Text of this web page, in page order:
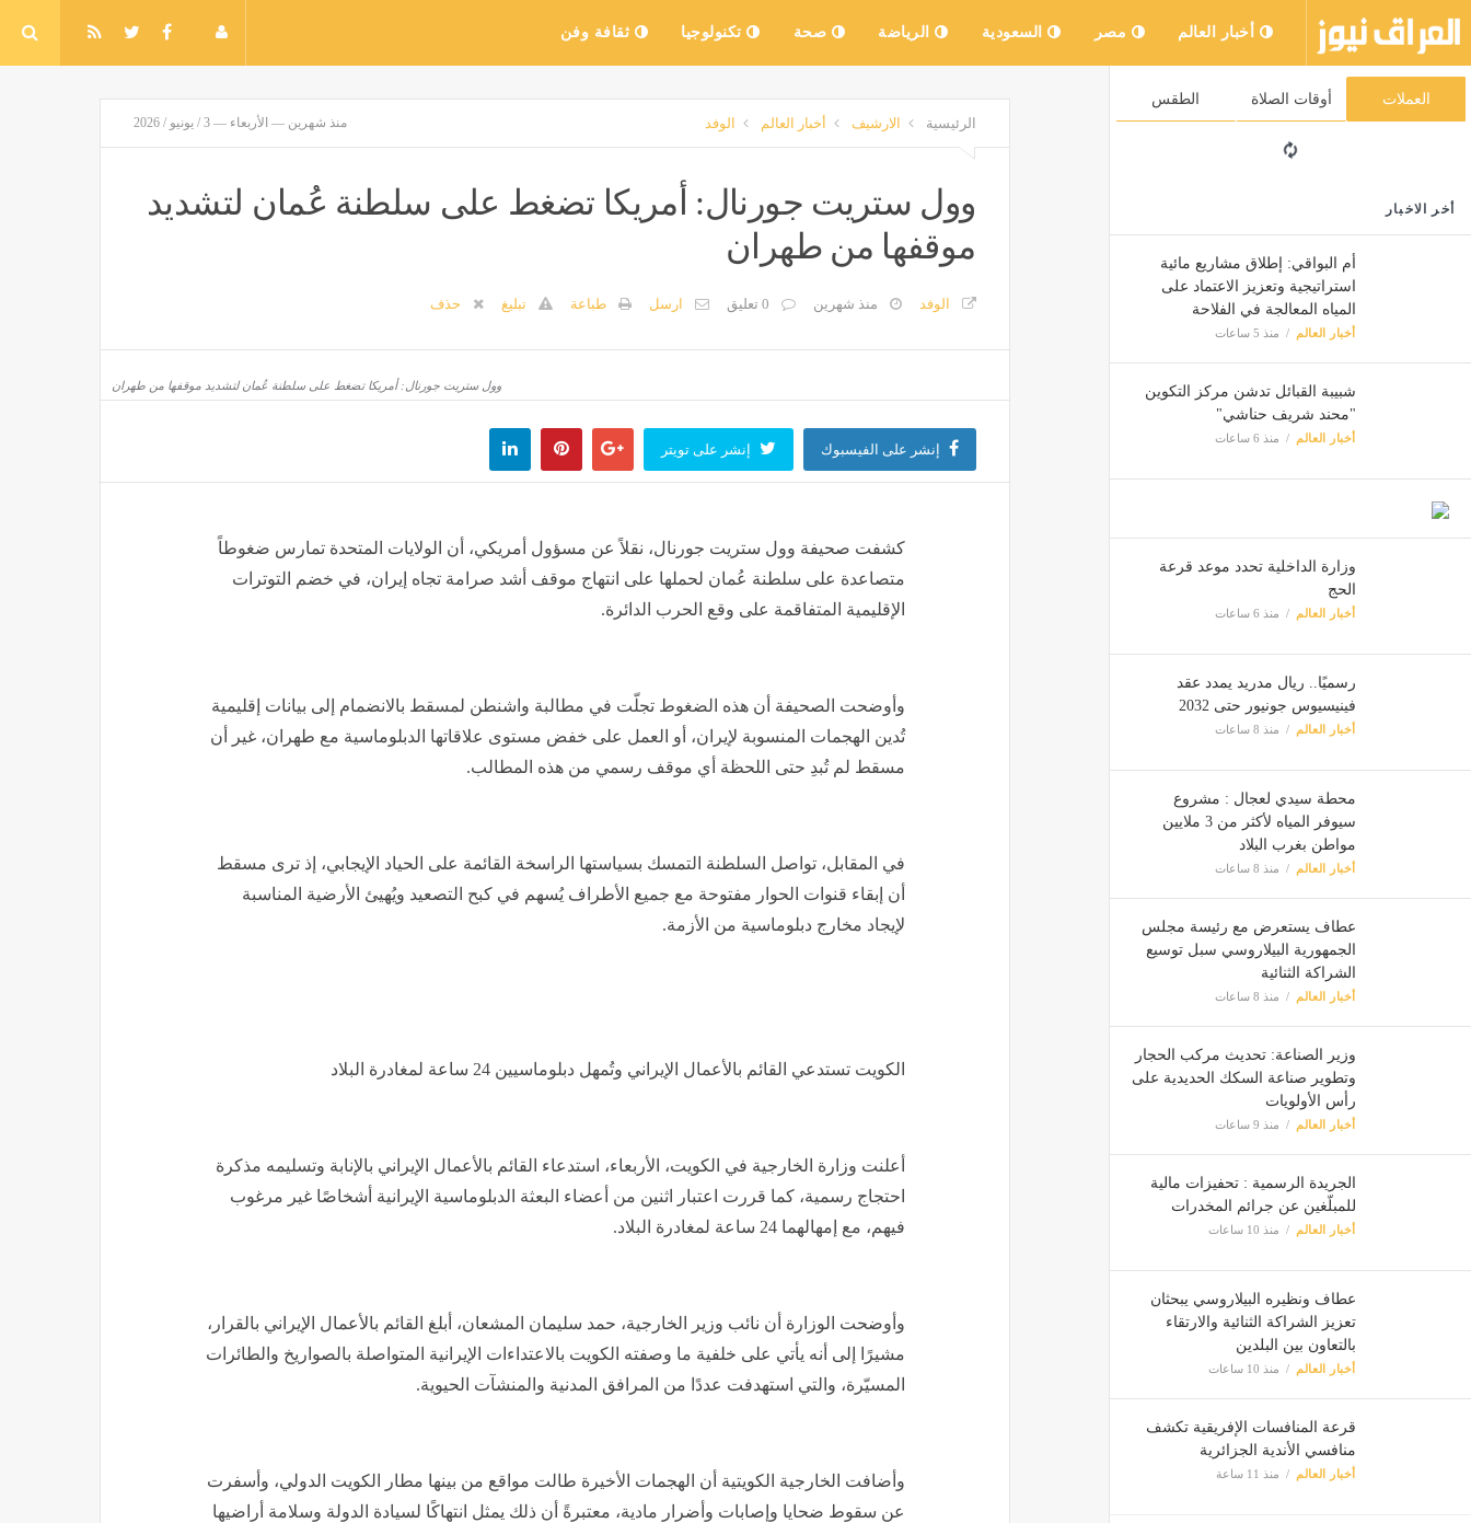
أخبار العالم مصر السعودية الرياضة صحة تكنولوجيا ثقافة وفن
العملات أوقات الصلاة الطقس
أخر الاخبار
أم البواقي: إطلاق مشاريع مائية
استراتيجية وتعزيز الاعتماد على
المياه المعالجة في الفلاحة
أخبار العالم منذ 5 ساعات
شبيبة القبائل تدشن مركز التكوين
"محند شريف حناشي"
أخبار العالم منذ 6 ساعات
وزارة الداخلية تحدد موعد قرعة
الحج
أخبار العالم منذ 6 ساعات
رسميًا.. ريال مدريد يمدد عقد
فينيسيوس جونيور حتى 2032
أخبار العالم منذ 8 ساعات
محطة سيدي لعجال : مشروع
سيوفر المياه لأكثر من 3 ملايين
مواطن بغرب البلاد
أخبار العالم منذ 8 ساعات
عطاف يستعرض مع رئيسة مجلس
الجمهورية البيلاروسي سبل توسيع
الشراكة الثنائية
أخبار العالم منذ 8 ساعات
وزير الصناعة: تحديث مركب الحجار
وتطوير صناعة السكك الحديدية على
رأس الأولويات
أخبار العالم منذ 9 ساعات
الجريدة الرسمية : تحفيزات مالية
للمبلّغين عن جرائم المخدرات
أخبار العالم منذ 10 ساعات
عطاف ونظيره البيلاروسي يبحثان
تعزيز الشراكة الثنائية والارتقاء
بالتعاون بين البلدين
أخبار العالم منذ 10 ساعات
قرعة المنافسات الإفريقية تكشف
منافسي الأندية الجزائرية
أخبار العالم منذ 11 ساعة
الرئيسية الارشيف أخبار العالم الوفد منذ شهرين — الأربعاء — 3 / يونيو / 2026
وول ستريت جورنال: أمريكا تضغط على سلطنة عُمان لتشديد
موقفها من طهران
الوفد منذ شهرين 0 تعليق ارسل طباعة تبليغ حذف
وول ستريت جورنال: أمريكا تضغط على سلطنة عُمان لتشديد موقفها من طهران
إنشر على الفيسبوك إنشر على تويتر
كشفت صحيفة وول ستريت جورنال، نقلاً عن مسؤول أمريكي، أن الولايات المتحدة تمارس ضغوطاً
متصاعدة على سلطنة عُمان لحملها على انتهاج موقف أشد صرامة تجاه إيران، في خضم التوترات
الإقليمية المتفاقمة على وقع الحرب الدائرة.
وأوضحت الصحيفة أن هذه الضغوط تجلّت في مطالبة واشنطن لمسقط بالانضمام إلى بيانات إقليمية
تُدين الهجمات المنسوبة لإيران، أو العمل على خفض مستوى علاقاتها الدبلوماسية مع طهران، غير أن
مسقط لم تُبدِ حتى اللحظة أي موقف رسمي من هذه المطالب.
في المقابل، تواصل السلطنة التمسك بسياستها الراسخة القائمة على الحياد الإيجابي، إذ ترى مسقط
أن إبقاء قنوات الحوار مفتوحة مع جميع الأطراف يُسهم في كبح التصعيد ويُهيئ الأرضية المناسبة
لإيجاد مخارج دبلوماسية من الأزمة.
الكويت تستدعي القائم بالأعمال الإيراني وتُمهل دبلوماسيين 24 ساعة لمغادرة البلاد
أعلنت وزارة الخارجية في الكويت، الأربعاء، استدعاء القائم بالأعمال الإيراني بالإنابة وتسليمه مذكرة
احتجاج رسمية، كما قررت اعتبار اثنين من أعضاء البعثة الدبلوماسية الإيرانية أشخاصًا غير مرغوب
فيهم، مع إمهالهما 24 ساعة لمغادرة البلاد.
وأوضحت الوزارة أن نائب وزير الخارجية، حمد سليمان المشعان، أبلغ القائم بالأعمال الإيراني بالقرار،
مشيرًا إلى أنه يأتي على خلفية ما وصفته الكويت بالاعتداءات الإيرانية المتواصلة بالصواريخ والطائرات
المسيّرة، والتي استهدفت عددًا من المرافق المدنية والمنشآت الحيوية.
وأضافت الخارجية الكويتية أن الهجمات الأخيرة طالت مواقع من بينها مطار الكويت الدولي، وأسفرت
عن سقوط ضحايا وإصابات وأضرار مادية، معتبرةً أن ذلك يمثل انتهاكًا لسيادة الدولة وسلامة أراضيها